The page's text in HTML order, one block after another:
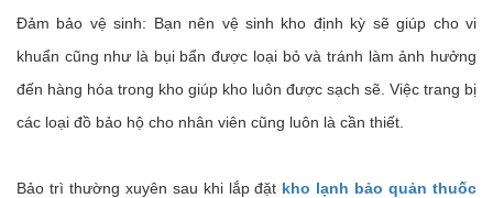
Đảm bảo vệ sinh: Bạn nên vệ sinh kho định kỳ sẽ giúp cho vi
khuẩn cũng như là bụi bẩn được loại bỏ và tránh làm ảnh hưởng
đến hàng hóa trong kho giúp kho luôn được sạch sẽ. Việc trang bị
các loại đồ bảo hộ cho nhân viên cũng luôn là cần thiết.
Bảo trì thường xuyên sau khi lắp đặt kho lạnh bảo quản thuốc